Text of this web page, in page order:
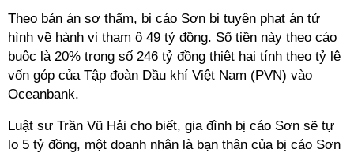
Theo bản án sơ thẩm, bị cáo Sơn bị tuyên phạt án tử
hình về hành vi tham ô 49 tỷ đồng. Số tiền này theo cáo
buộc là 20% trong số 246 tỷ đồng thiệt hại tính theo tỷ lệ
vốn góp của Tập đoàn Dầu khí Việt Nam (PVN) vào
Oceanbank.
Luật sư Trần Vũ Hải cho biết, gia đình bị cáo Sơn sẽ tự
lo 5 tỷ đồng, một doanh nhân là bạn thân của bị cáo Sơn